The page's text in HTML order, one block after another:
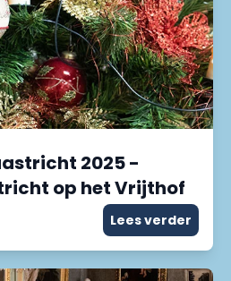
2025 -
op het Vrijthof
Lees verder